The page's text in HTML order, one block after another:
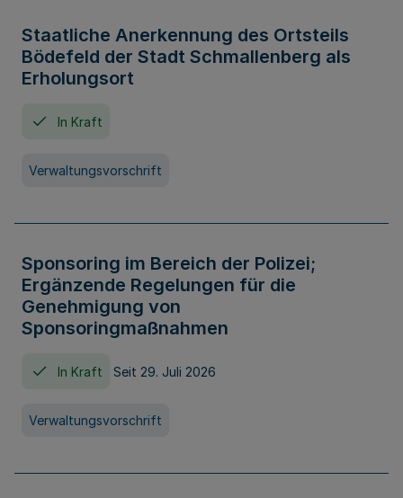
Staatliche Anerkennung des Ortsteils
Bödefeld der Stadt Schmallenberg als
Erholungsort
In Kraft
Verwaltungsvorschrift
Sponsoring im Bereich der Polizei;
Ergänzende Regelungen für die
Genehmigung von
Sponsoringmaßnahmen
In Kraft Seit 29. Juli 2026
Verwaltungsvorschrift